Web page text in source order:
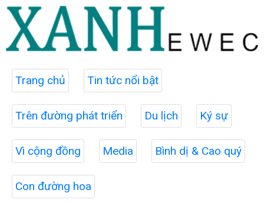
Trang chủ Tin tức nổi bật
Trên đường phát triển Du lịch Ký sự
Vì cộng đồng Media Bình dị & Cao quý
Con đường hoa